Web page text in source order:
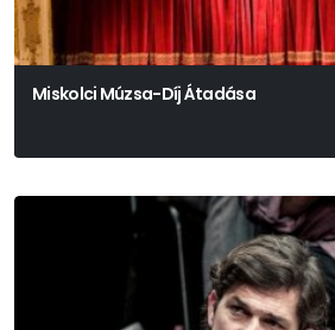
Miskolci Múzsa-Díj Átadása